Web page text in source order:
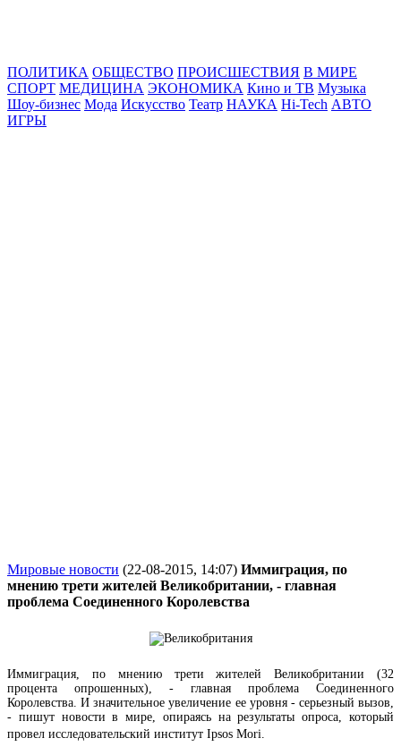
ПОЛИТИКА ОБЩЕСТВО ПРОИСШЕСТВИЯ В МИРЕ
СПОРТ МЕДИЦИНА ЭКОНОМИКА Кино и ТВ Музыка
Шоу-бизнес Мода Искусство Театр НАУКА Hi-Tech АВТО
ИГРЫ
Мировые новости (22-08-2015, 14:07) Иммиграция, по
мнению трети жителей Великобритании, - главная
проблема Соединенного Королевства
Иммиграция, по мнению трети жителей Великобритании (32
процента опрошенных), - главная проблема Соединенного
Королевства. И значительное увеличение ее уровня - серьезный вызов,
- пишут новости в мире, опираясь на результаты опроса, который
провел исследовательский институт Ipsos Mori.